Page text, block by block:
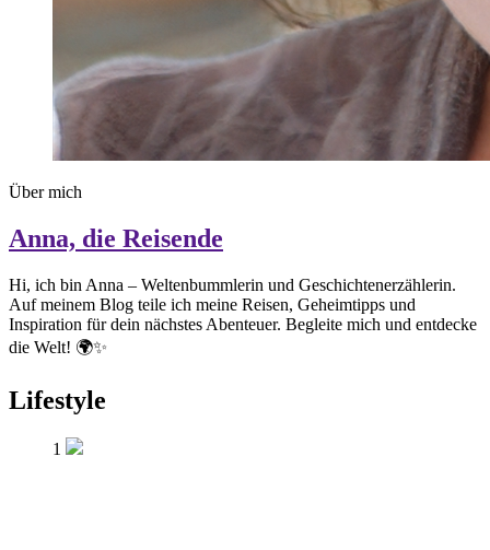
Über mich
Anna, die Reisende
Hi, ich bin Anna – Weltenbummlerin und Geschichtenerzählerin.
Auf meinem Blog teile ich meine Reisen, Geheimtipps und
Inspiration für dein nächstes Abenteuer. Begleite mich und entdecke
die Welt! 🌍✨
Lifestyle
1